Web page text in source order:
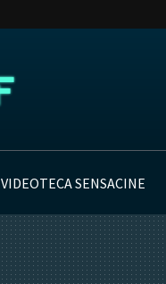
VIDEOTECA SENSACINE